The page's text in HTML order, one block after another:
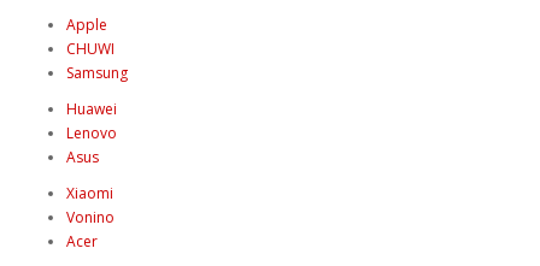
Apple
CHUWI
Samsung
Huawei
Lenovo
Asus
Xiaomi
Vonino
Acer